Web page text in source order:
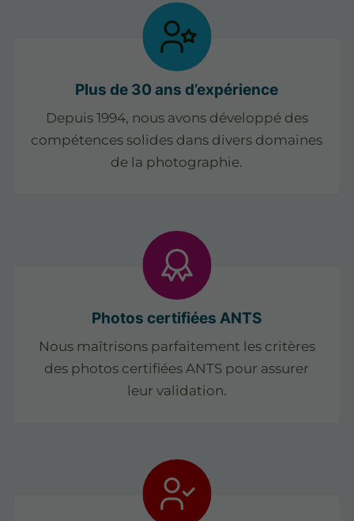
Plus de 30 ans d’expérience
Depuis 1994, nous avons développé des
compétences solides dans divers domaines
de la photographie.
Photos certifiées ANTS
Nous maîtrisons parfaitement les critères
des photos certifiées ANTS pour assurer
leur validation.